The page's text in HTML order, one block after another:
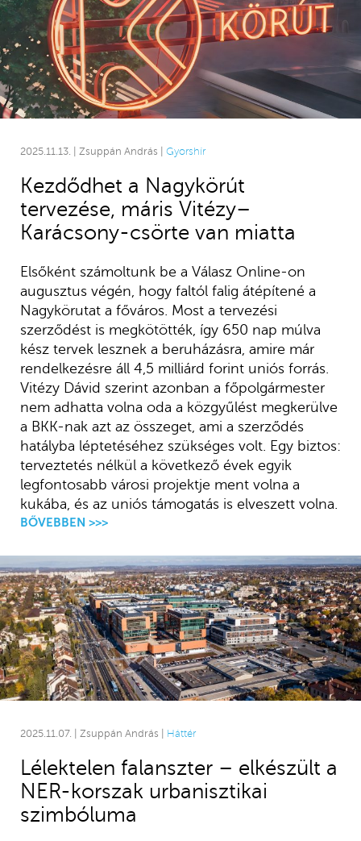
2025.11.13. | Zsuppán András | Gyorshír
Kezdődhet a Nagykörút
tervezése, máris Vitézy–
Karácsony-csörte van miatta
Elsőként számoltunk be a Válasz Online-on
augusztus végén, hogy faltól falig átépítené a
Nagykörutat a főváros. Most a tervezési
szerződést is megkötötték, így 650 nap múlva
kész tervek lesznek a beruházásra, amire már
rendelkezésre áll 4,5 milliárd forint uniós forrás.
Vitézy Dávid szerint azonban a főpolgármester
nem adhatta volna oda a közgyűlést megkerülve
a BKK-nak azt az összeget, ami a szerződés
hatályba léptetéséhez szükséges volt. Egy biztos:
terveztetés nélkül a következő évek egyik
legfontosabb városi projektje ment volna a
kukába, és az uniós támogatás is elveszett volna.
BŐVEBBEN >>>
2025.11.07. | Zsuppán András | Háttér
Lélektelen falanszter – elkészült a
NER-korszak urbanisztikai
szimbóluma